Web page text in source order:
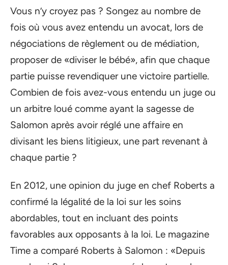
Vous n’y croyez pas ? Songez au nombre de
fois où vous avez entendu un avocat, lors de
négociations de règlement ou de médiation,
proposer de «diviser le bébé», afin que chaque
partie puisse revendiquer une victoire partielle.
Combien de fois avez-vous entendu un juge ou
un arbitre loué comme ayant la sagesse de
Salomon après avoir réglé une affaire en
divisant les biens litigieux, une part revenant à
chaque partie ?
En 2012, une opinion du juge en chef Roberts a
confirmé la légalité de la loi sur les soins
abordables, tout en incluant des points
favorables aux opposants à la loi. Le magazine
Time a comparé Roberts à Salomon : «Depuis